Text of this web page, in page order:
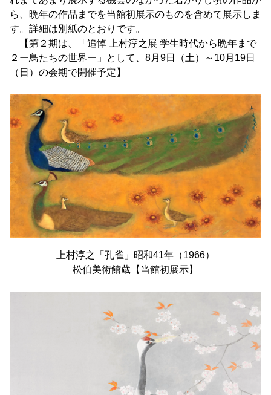
ら、晩年の作品までを当館初展示のものを含めて展示しま
す。詳細は別紙のとおりです。
【第２期は、「追悼 上村淳之展 学生時代から晩年まで
２ー鳥たちの世界ー」として、8月9日（土）～10月19日
（日）の会期で開催予定】
上村淳之「孔雀」昭和41年（1966）
松伯美術館蔵【当館初展示】